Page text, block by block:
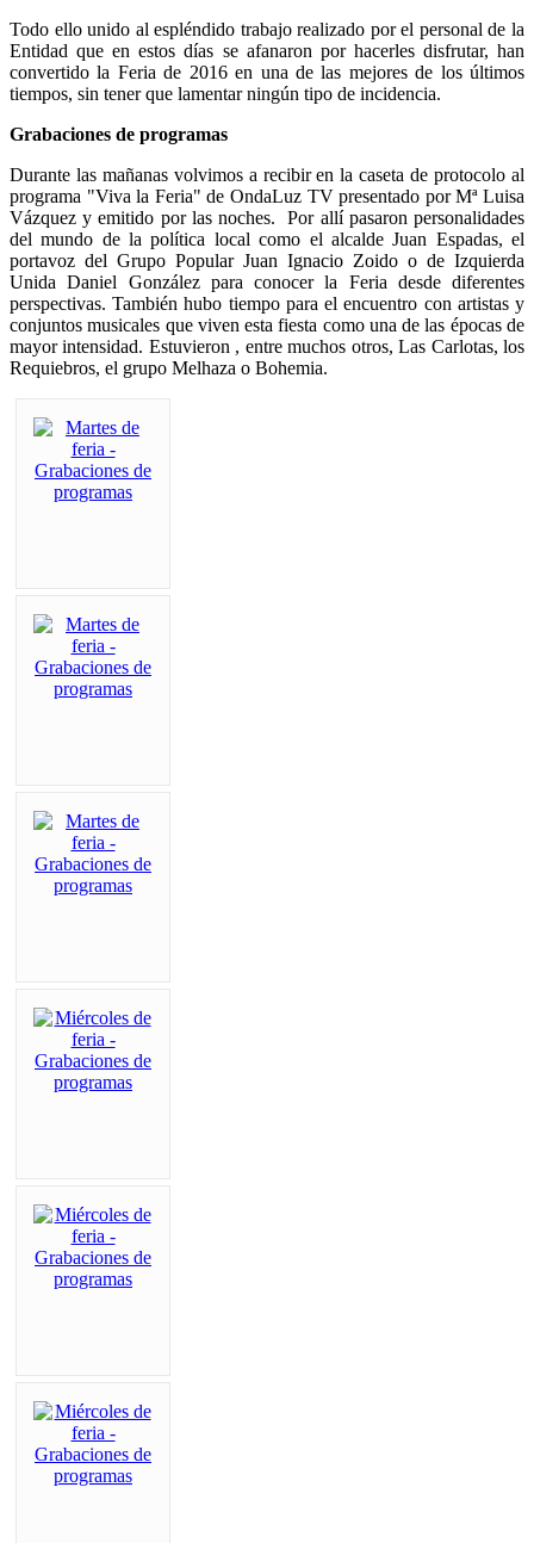
Todo ello unido al espléndido trabajo realizado por el personal de la
Entidad que en estos días se afanaron por hacerles disfrutar, han
convertido la Feria de 2016 en una de las mejores de los últimos
tiempos, sin tener que lamentar ningún tipo de incidencia.
Grabaciones de programas
Durante las mañanas volvimos a recibir en la caseta de protocolo al
programa "Viva la Feria" de OndaLuz TV presentado por Mª Luisa
Vázquez y emitido por las noches. Por allí pasaron personalidades
del mundo de la política local como el alcalde Juan Espadas, el
portavoz del Grupo Popular Juan Ignacio Zoido o de Izquierda
Unida Daniel González para conocer la Feria desde diferentes
perspectivas. También hubo tiempo para el encuentro con artistas y
conjuntos musicales que viven esta fiesta como una de las épocas de
mayor intensidad. Estuvieron , entre muchos otros, Las Carlotas, los
Requiebros, el grupo Melhaza o Bohemia.